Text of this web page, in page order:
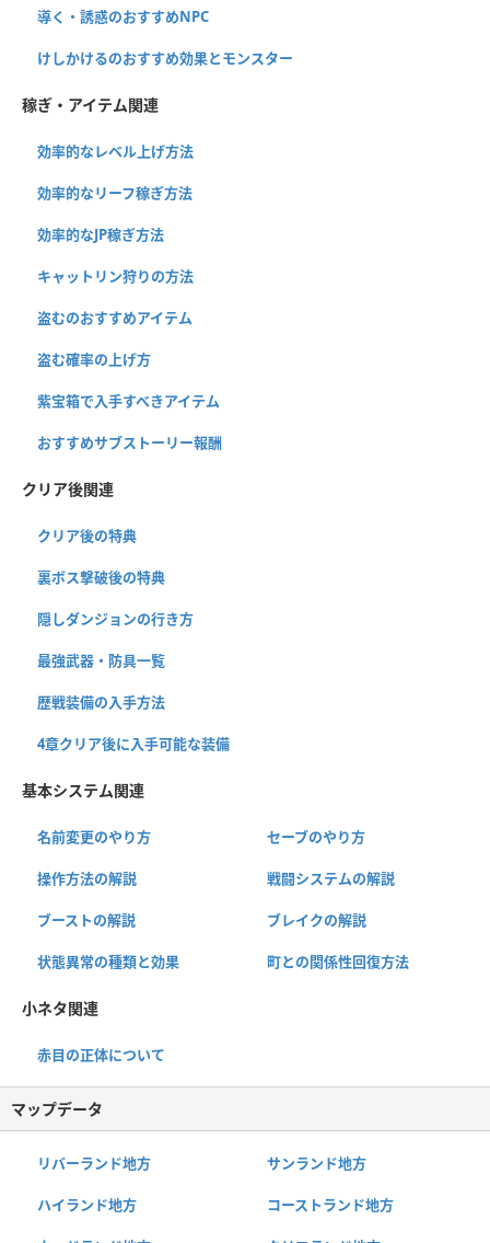
導く・誘惑のおすすめNPC
けしかけるのおすすめ効果とモンスター
稼ぎ・アイテム関連
効率的なレベル上げ方法
効率的なリーフ稼ぎ方法
効率的なJP稼ぎ方法
キャットリン狩りの方法
盗むのおすすめアイテム
盗む確率の上げ方
紫宝箱で入手すべきアイテム
おすすめサブストーリー報酬
クリア後関連
クリア後の特典
裏ボス撃破後の特典
隠しダンジョンの行き方
最強武器・防具一覧
歴戦装備の入手方法
4章クリア後に入手可能な装備
基本システム関連
名前変更のやり方 セーブのやり方
操作方法の解説 戦闘システムの解説
ブーストの解説 ブレイクの解説
状態異常の種類と効果 町との関係性回復方法
小ネタ関連
赤目の正体について
マップデータ
リバーランド地方 サンランド地方
ハイランド地方 コーストランド地方